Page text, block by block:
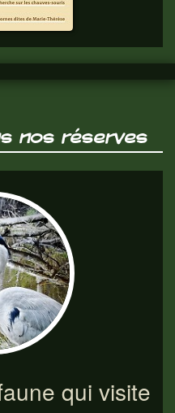
nos réserves
qui visite